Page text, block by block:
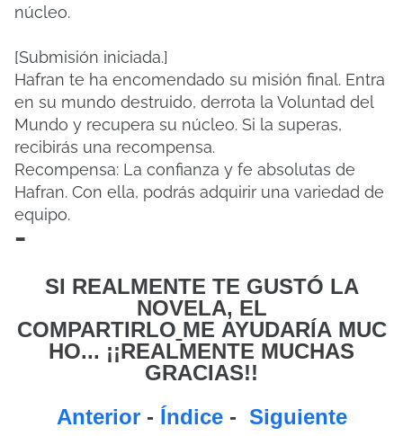
núcleo.
[Submisión iniciada.]
Hafran te ha encomendado su misión final. Entra
en su mundo destruido, derrota la Voluntad del
Mundo y recupera su núcleo. Si la superas,
recibirás una recompensa.
Recompensa: La confianza y fe absolutas de
Hafran. Con ella, podrás adquirir una variedad de
equipo.
-
SI REALMENTE TE GUSTÓ LA
NOVELA, EL
COMPARTIRLO ME AYUDARÍA MUC
HO... ¡¡REALMENTE MUCHAS
GRACIAS!!
Anterior - Índice- Siguiente